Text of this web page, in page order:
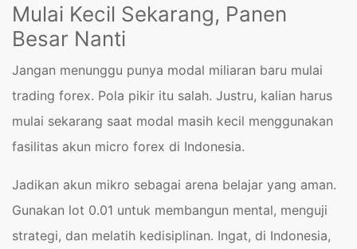
Mulai Kecil Sekarang, Panen
Besar Nanti
Jangan menunggu punya modal miliaran baru mulai
trading forex. Pola pikir itu salah. Justru, kalian harus
mulai sekarang saat modal masih kecil menggunakan
fasilitas akun micro forex di Indonesia.
Jadikan akun mikro sebagai arena belajar yang aman.
Gunakan lot 0.01 untuk membangun mental, menguji
strategi, dan melatih kedisiplinan. Ingat, di Indonesia,